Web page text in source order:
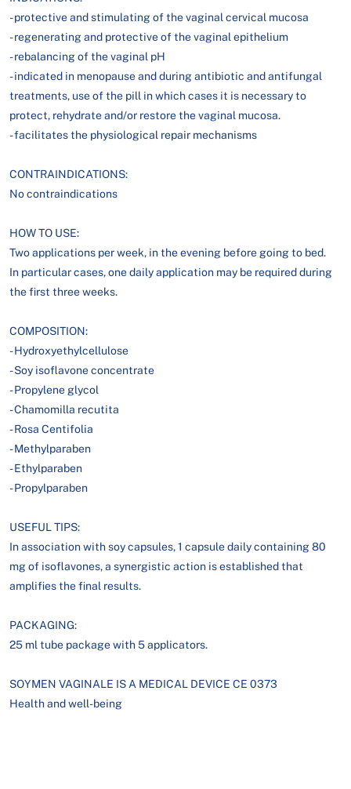
- protective and stimulating of the vaginal cervical mucosa
- regenerating and protective of the vaginal epithelium
- rebalancing of the vaginal pH
- indicated in menopause and during antibiotic and antifungal
treatments, use of the pill in which cases it is necessary to
protect, rehydrate and/or restore the vaginal mucosa.
- facilitates the physiological repair mechanisms
CONTRAINDICATIONS:
No contraindications
HOW TO USE:
Two applications per week, in the evening before going to bed.
In particular cases, one daily application may be required during
the first three weeks.
COMPOSITION:
- Hydroxyethylcellulose
- Soy isoflavone concentrate
- Propylene glycol
- Chamomilla recutita
- Rosa Centifolia
- Methylparaben
- Ethylparaben
- Propylparaben
USEFUL TIPS:
In association with soy capsules, 1 capsule daily containing 80
mg of isoflavones, a synergistic action is established that
amplifies the final results.
PACKAGING:
25 ml tube package with 5 applicators.
SOYMEN VAGINALE IS A MEDICAL DEVICE CE 0373
Health and well-being